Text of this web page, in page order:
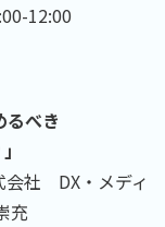
12:00
るべき
会社 DX・メディ
充